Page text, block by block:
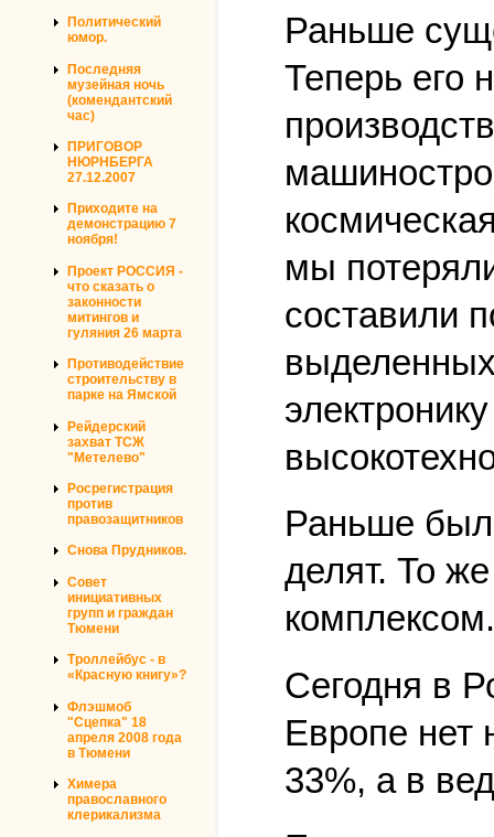
Политический
юмор.
Последняя
музейная ночь
(комендантский
час)
ПРИГОВОР
НЮРНБЕРГА
27.12.2007
Приходите на
демонстрацию 7
ноября!
Проект РОССИЯ -
что сказать о
законности
митингов и
гуляния 26 марта
Противодействие
строительству в
парке на Ямской
Рейдерский
захват ТСЖ
"Метелево"
Росрегистрация
против
правозащитников
Снова Прудников.
Совет
инициативных
групп и граждан
Тюмени
Троллейбус - в
«Красную книгу»?
Флэшмоб
"Сцепка" 18
апреля 2008 года
в Тюмени
Химера
православного
клерикализма
Раньше
Теперь его
мы
составили
Раньше
делят. То
Сегодня в
Европе нет
33%, а в